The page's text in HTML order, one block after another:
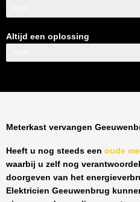
Altijd een oplossing
Meterkast vervangen
Heeft u nog steeds een oude
waarbij u zelf nog
doorgeven van het
Elektricien Geeuwenbrug